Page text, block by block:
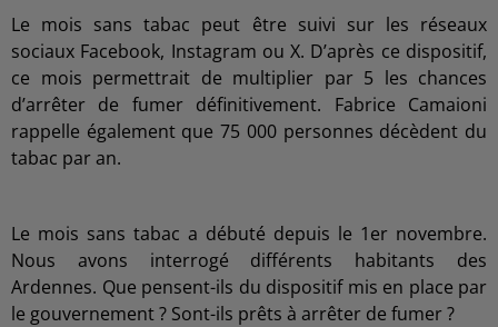
Le mois sans tabac peut être suivi sur les réseaux
sociaux Facebook, Instagram ou X. D’après ce dispositif,
ce mois permettrait de multiplier par 5 les chances
d’arrêter de fumer définitivement. Fabrice Camaioni
rappelle également que 75 000 personnes décèdent du
tabac par an.
Le mois sans tabac a débuté depuis le 1er novembre.
Nous avons interrogé différents habitants des
Ardennes. Que pensent-ils du dispositif mis en place par
le gouvernement ? Sont-ils prêts à arrêter de fumer ?